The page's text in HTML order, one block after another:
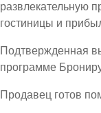
развлекательную
гостиницы и
Подтвержденная
программе
Продавец готов